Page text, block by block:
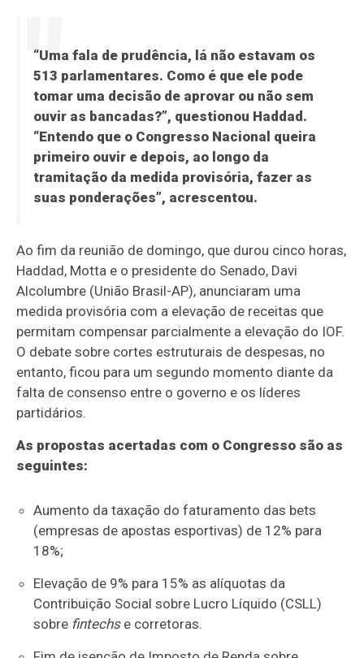
“Uma fala de prudência, lá não estavam os
513 parlamentares. Como é que ele pode
tomar uma decisão de aprovar ou não sem
ouvir as bancadas?”, questionou Haddad.
“Entendo que o Congresso Nacional queira
primeiro ouvir e depois, ao longo da
tramitação da medida provisória, fazer as
suas ponderações”, acrescentou.
Ao fim da reunião de domingo, que durou cinco horas,
Haddad, Motta e o presidente do Senado, Davi
Alcolumbre (União Brasil-AP), anunciaram uma
medida provisória com a elevação de receitas que
permitam compensar parcialmente a elevação do IOF.
O debate sobre cortes estruturais de despesas, no
entanto, ficou para um segundo momento diante da
falta de consenso entre o governo e os líderes
partidários.
As propostas acertadas com o Congresso são as
seguintes:
Aumento da taxação do faturamento das bets
(empresas de apostas esportivas) de 12% para
18%;
Elevação de 9% para 15% as alíquotas da
Contribuição Social sobre Lucro Líquido (CSLL)
sobre fintechse corretoras.